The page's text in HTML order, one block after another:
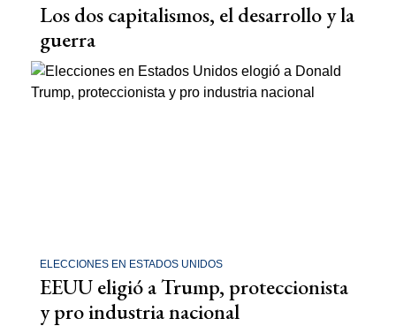
Los dos capitalismos, el desarrollo y la
guerra
ELECCIONES EN ESTADOS UNIDOS
EEUU eligió a Trump, proteccionista
y pro industria nacional